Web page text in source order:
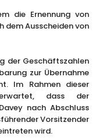
die Ernennung von
dem Ausscheiden von
der Geschäftszahlen
zur Übernahme
Im Rahmen dieser
dass der
nach Abschluss
Vorsitzender
wird.